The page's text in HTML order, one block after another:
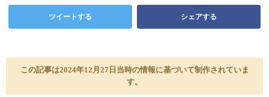
ツイートする シェアする
この記事は2024年12月27日当時の情報に基づいて制作されていま
す。